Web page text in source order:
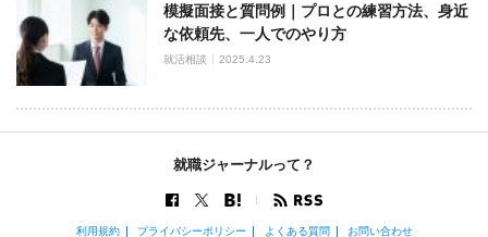
模擬面接と質問例｜プロとの練習方法、身近
な依頼先、一人でのやり方
就活相談 2025.4.23
就職ジャーナルって？
利用規約 プライバシーポリシー よくある質問 お問い合わせ